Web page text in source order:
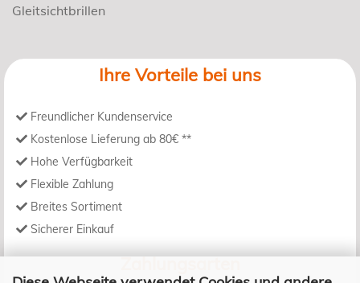
Gleitsichtbrillen
Ihre Vorteile bei uns
Freundlicher Kundenservice
Kostenlose Lieferung ab 80€ **
Hohe Verfügbarkeit
Flexible Zahlung
Breites Sortiment
Sicherer Einkauf
Zahlungsarten